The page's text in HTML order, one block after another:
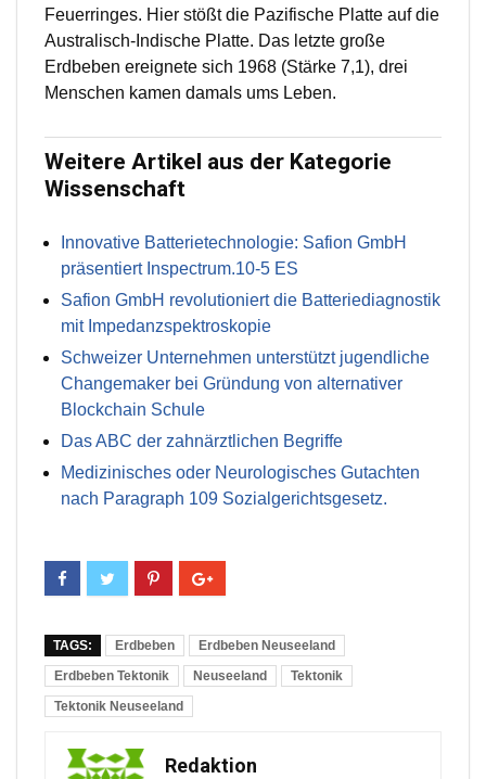
Feuerringes. Hier stößt die Pazifische Platte auf die
Australisch-Indische Platte. Das letzte große
Erdbeben ereignete sich 1968 (Stärke 7,1), drei
Menschen kamen damals ums Leben.
Weitere Artikel aus der Kategorie
Wissenschaft
Innovative Batterietechnologie: Safion GmbH
präsentiert Inspectrum.10-5 ES
Safion GmbH revolutioniert die Batteriediagnostik
mit Impedanzspektroskopie
Schweizer Unternehmen unterstützt jugendliche
Changemaker bei Gründung von alternativer
Blockchain Schule
Das ABC der zahnärztlichen Begriffe
Medizinisches oder Neurologisches Gutachten
nach Paragraph 109 Sozialgerichtsgesetz.
TAGS: Erdbeben
Erdbeben Neuseeland
Erdbeben Tektonik
Neuseeland
Tektonik
Tektonik Neuseeland
Redaktion